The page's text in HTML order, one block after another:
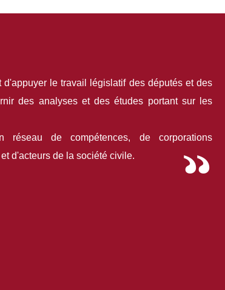
le travail législatif des députés et des
des analyses et des études portant sur les
de compétences, de corporations
d'acteurs de la société civile.